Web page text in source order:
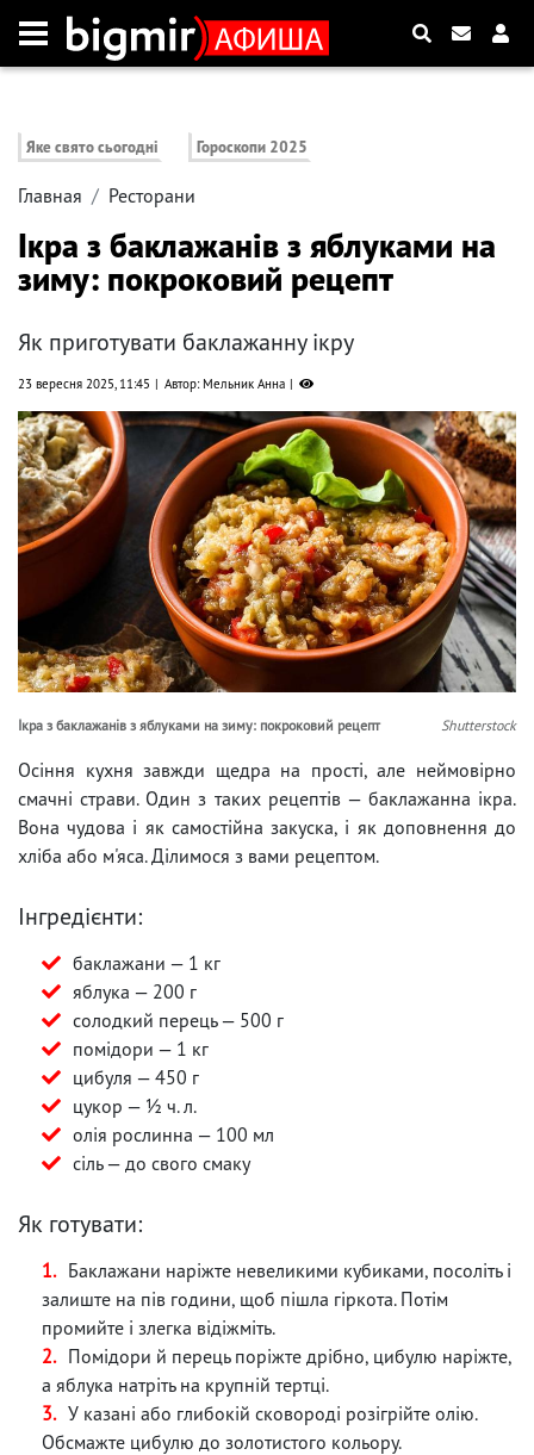
Яке свято сьогодні Гороскопи 2025
Главная Ресторани
Ікра з баклажанів з яблуками на
зиму: покроковий рецепт
Як приготувати баклажанну ікру
23 вересня 2025, 11:45 Автор: Мельник Анна
Ікра з баклажанів з яблуками на зиму: покроковий рецепт Shutterstock
Осіння кухня завжди щедра на прості, але неймовірно
смачні страви. Один з таких рецептів — баклажанна ікра.
Вона чудова і як самостійна закуска, і як доповнення до
хліба або м'яса. Ділимося з вами рецептом.
Інгредієнти:
баклажани — 1 кг
яблука — 200 г
солодкий перець — 500 г
помідори — 1 кг
цибуля — 450 г
цукор — ½ ч. л.
олія рослинна — 100 мл
сіль — до свого смаку
Як готувати:
Баклажани наріжте невеликими кубиками, посоліть і
залиште на пів години, щоб пішла гіркота. Потім
промийте і злегка відіжміть.
Помідори й перець поріжте дрібно, цибулю наріжте,
а яблука натріть на крупній тертці.
У казані або глибокій сковороді розігрійте олію.
Обсмажте цибулю до золотистого кольору.